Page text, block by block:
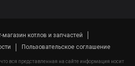
котлов и запчастей
Пользовательское соглашение
вся представленная на сайте информация носит